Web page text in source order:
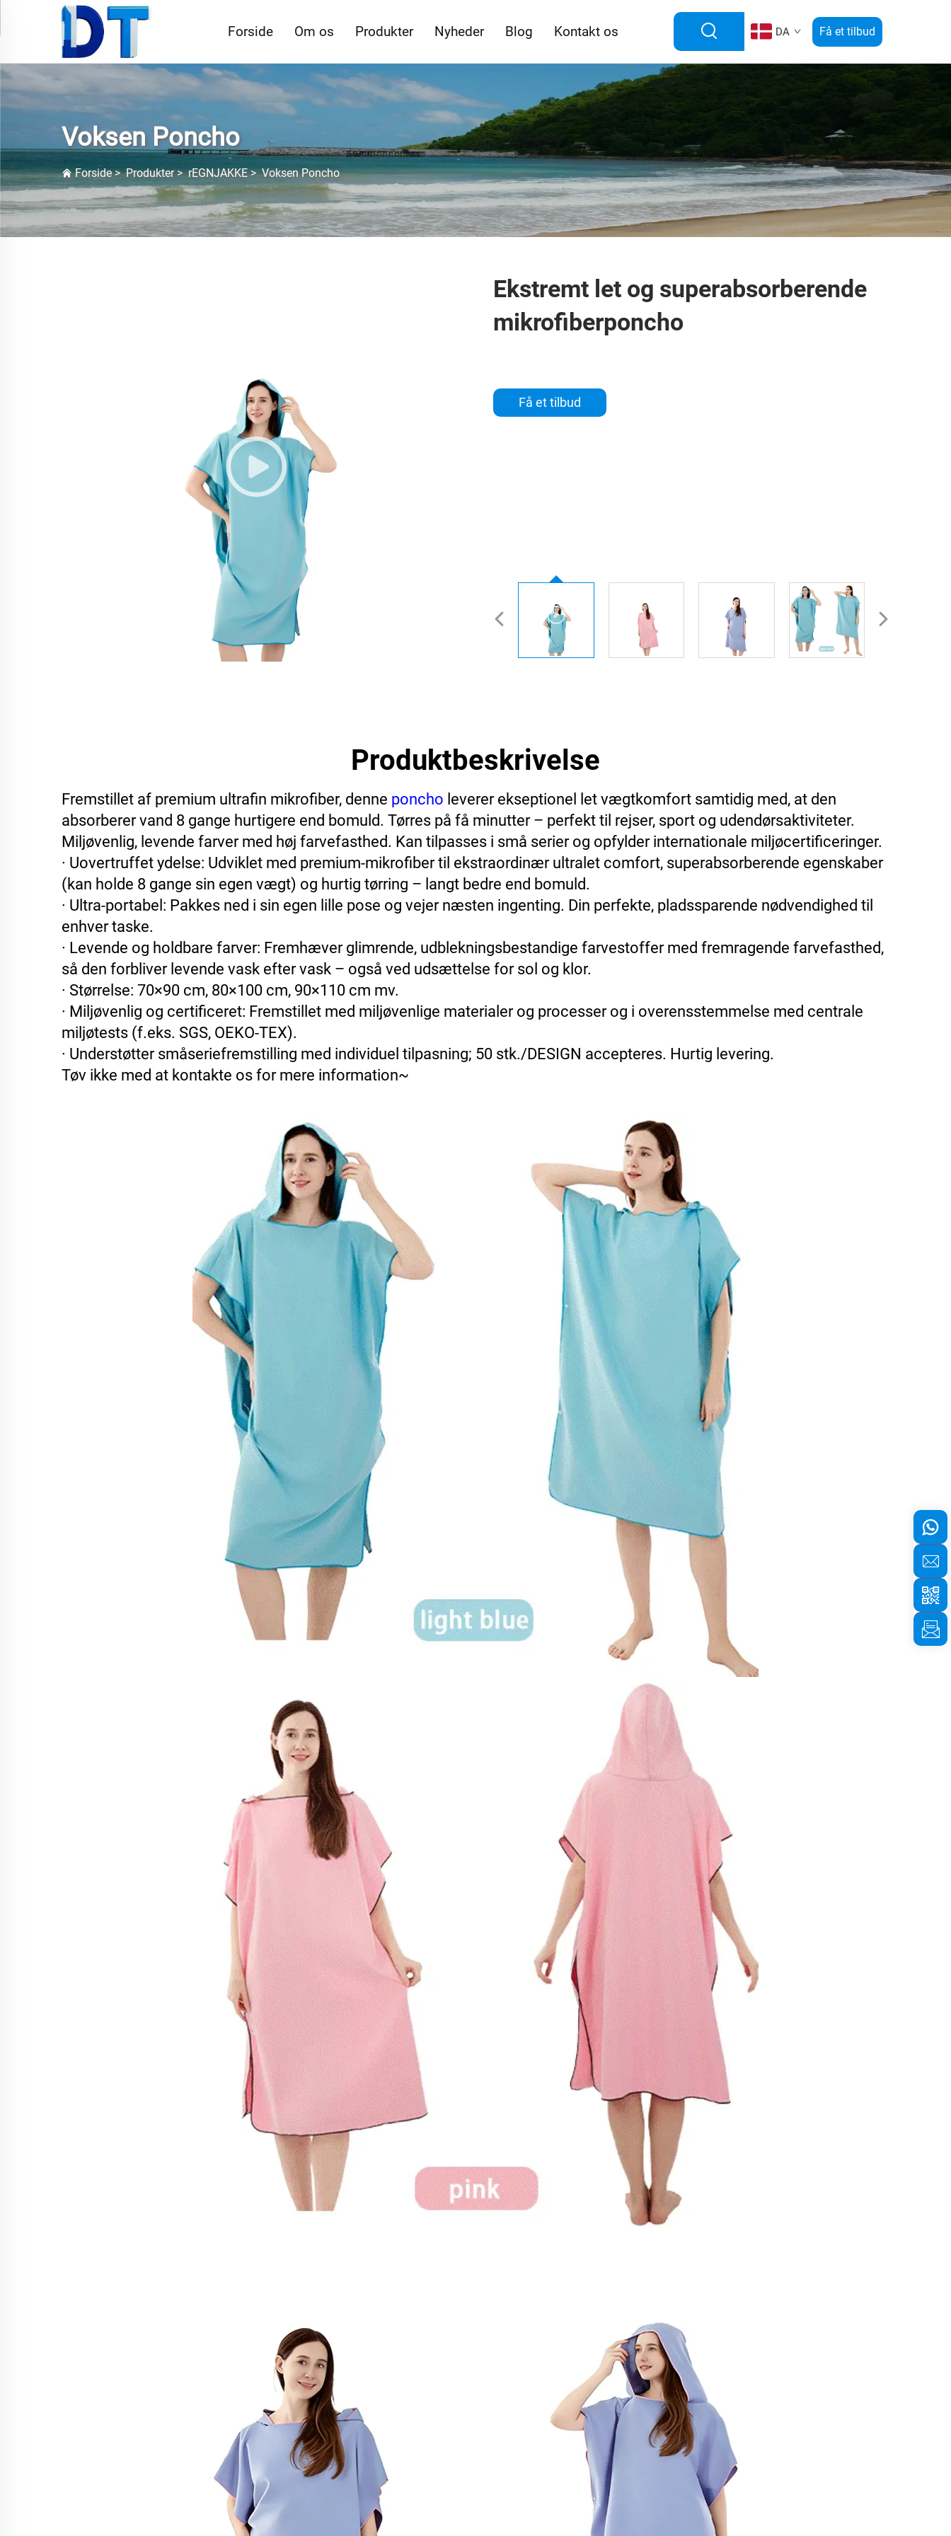
Forside Om os Produkter Nyheder Blog Kontakt os DA Få et tilbud
Voksen Poncho
Forside>Produkter>rEGNJAKKE>Voksen Poncho
Ekstremt let og superabsorberende
mikrofiberponcho
Få et tilbud
Produktbeskrivelse
Fremstillet af premium ultrafin mikrofiber, denne poncho leverer ekseptionel let vægtkomfort samtidig med, at den
absorberer vand 8 gange hurtigere end bomuld. Tørres på få minutter – perfekt til rejser, sport og udendørsaktiviteter.
Miljøvenlig, levende farver med høj farvefasthed. Kan tilpasses i små serier og opfylder internationale miljøcertificeringer.
· Uovertruffet ydelse: Udviklet med premium-mikrofiber til ekstraordinær ultralet comfort, superabsorberende egenskaber
(kan holde 8 gange sin egen vægt) og hurtig tørring – langt bedre end bomuld.
· Ultra-portabel: Pakkes ned i sin egen lille pose og vejer næsten ingenting. Din perfekte, pladssparende nødvendighed til
enhver taske.
· Levende og holdbare farver: Fremhæver glimrende, udblekningsbestandige farvestoffer med fremragende farvefasthed,
så den forbliver levende vask efter vask – også ved udsættelse for sol og klor.
· Størrelse: 70×90 cm, 80×100 cm, 90×110 cm mv.
· Miljøvenlig og certificeret: Fremstillet med miljøvenlige materialer og processer og i overensstemmelse med centrale
miljøtests (f.eks. SGS, OEKO-TEX).
· Understøtter småseriefremstilling med individuel tilpasning; 50 stk./DESIGN accepteres. Hurtig levering.
Tøv ikke med at kontakte os for mere information~